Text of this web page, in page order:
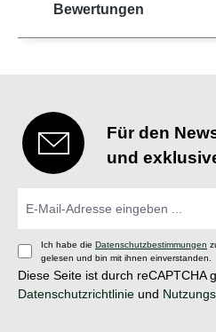
Bewertungen
Für den
und
Ich habe die Datenschutzbestimmungen
gelesen und bin mit ihnen einverstanden.
Diese Seite ist durch reCAPTCHA
Datenschutzrichtlinie und